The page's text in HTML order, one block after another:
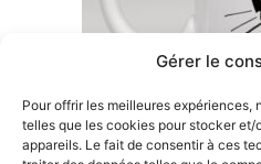
Gérer le
Pour offrir les meilleures expériences,
telles que les cookies pour stocker
appareils. Le fait de consentir à ces